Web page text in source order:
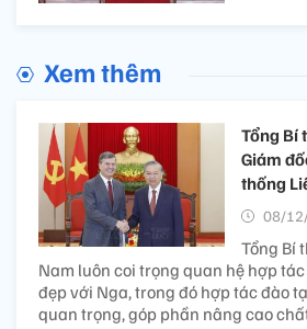
Xem thêm
Tổng Bí
Giám
thống
08/
Tổng Bí
Nam luôn coi trọng quan hệ hợp
đẹp với Nga, trong đó hợp tác đào
quan trọng, góp phần nâng cao